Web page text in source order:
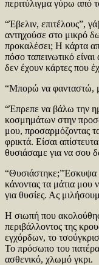
περιτύλιγμα γύρω από
“Έβελιν, επιτέλους”,
αντηχούσε στο μικρό
προκαλέσει; Η κάρτα
πόσο ταπεινωτικό
δεν έχουν κάρτες που
“Μπορώ να φανταστώ,
“Έπρεπε να βάλω την
κοσμημάτων στην
μου, προσαρμόζοντας τα
φρικτά. Είσαι
θυσιάσαμε για να σου
“Θυσιάστηκε;”Έσκυψα
κάνοντας τα μάτια μου
για θυσίες. Ας
Η σιωπή που
περιβάλλοντος της
εγχόρδων, το
Το πρόσωπο του
ασθενικό, χλωμό γκρι.